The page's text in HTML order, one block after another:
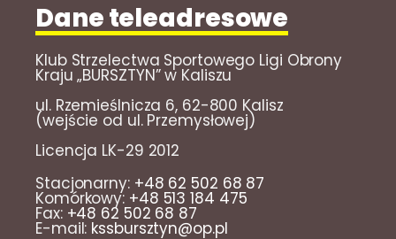
Dane teleadresowe
Klub Strzelectwa Sportowego Ligi Obrony
Kraju „BURSZTYN” w Kaliszu
ul. Rzemieślnicza 6, 62-800 Kalisz
(wejście od ul. Przemysłowej)
Licencja LK-29 2012
Stacjonarny: +48 62 502 68 87
Komórkowy: +48 513 184 475
Fax: +48 62 502 68 87
E-mail: kssbursztyn@op.pl